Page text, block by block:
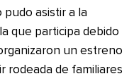
pudo asistir a la
que participa debido
un estreno
rodeada de familiares